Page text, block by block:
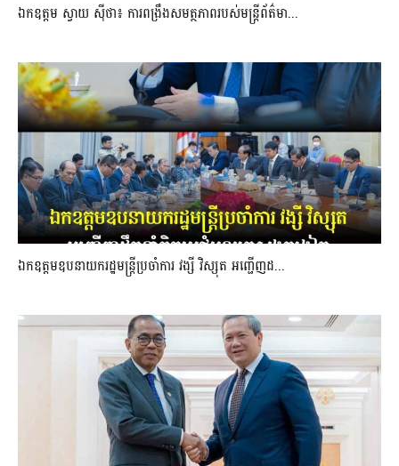
ឯកឧត្តម ស្វាយ ស៊ីថា៖ ការពង្រឹងសមត្ថភាពរបស់មន្ត្រីព័ត៌មា...
ឯកឧត្តមឧបនាយករដ្ឋមន្រ្តីប្រចាំការ វង្សី វិស្សុត អញ្ជើញដ...